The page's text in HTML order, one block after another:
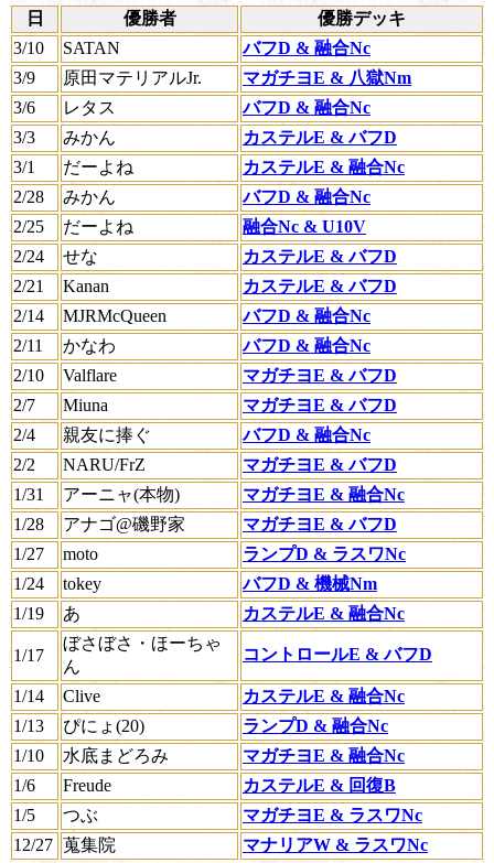
日 優勝者
優勝デッキ
3/10
SATAN
バフD & 融合Nc
3/9
原田マテリアルJr.
マガチヨE & 八獄Nm
3/6
レタス
バフD & 融合Nc
3/3
みかん
カステルE & バフD
3/1
だーよね
カステルE & 融合Nc
2/28
みかん
バフD & 融合Nc
2/25
だーよね
融合Nc & U10V
2/24
せな
カステルE & バフD
2/21
Kanan
カステルE & バフD
2/14
MJRMcQueen
バフD & 融合Nc
2/11
かなわ
バフD & 融合Nc
2/10
Valflare
マガチヨE & バフD
2/7
Miuna
マガチヨE & バフD
2/4
親友に捧ぐ
バフD & 融合Nc
2/2
NARU/FrZ
マガチヨE & バフD
1/31
アーニャ(本物)
マガチヨE & 融合Nc
1/28
アナゴ@磯野家
マガチヨE & バフD
1/27
moto
ランプD & ラスワNc
1/24
tokey
バフD & 機械Nm
1/19
あ カステルE & 融合Nc
1/17
ぼさぼさ・ほーちゃ
ん
コントロールE & バフD
1/14 Clive
カステルE & 融合Nc
1/13
ぴにょ(20)
ランプD & 融合Nc
1/10
水底まどろみ
マガチヨE & 融合Nc
1/6
Freude
カステルE & 回復B
1/5
つぶ
マガチヨE & ラスワNc
12/27 蒐集院
マナリアW & ラスワNc